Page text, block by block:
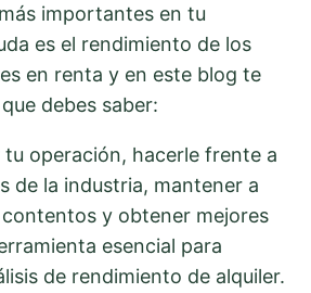
importantes en tu
es el rendimiento de los
en renta y en este blog te
debes saber:
tu operación, hacerle frente a
de la industria, mantener a
y obtener mejores
esencial para
de rendimiento de alquiler.